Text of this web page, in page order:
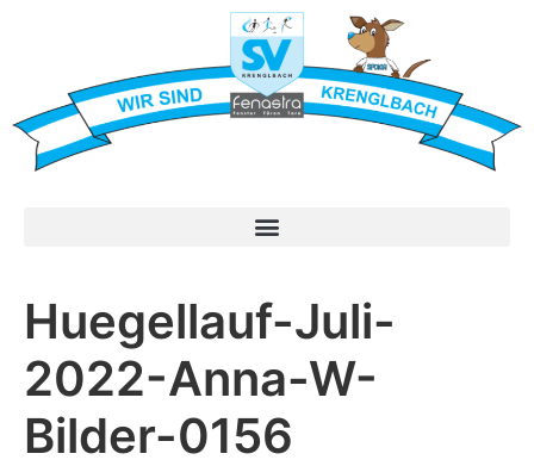
Huegellauf-Juli-
2022-Anna-W-
Bilder-0156